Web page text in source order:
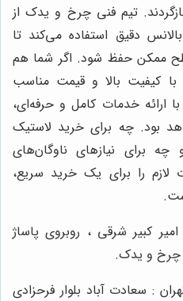
تیم فنی چرخ و یدک از
دقیق استفاده می‌کند تا
ممکن حفظ شود. اگر شما هم
با کیفیت بالا و قیمت مناسب
خدمات کامل و حرفه‌ای،
بود. چه برای خرید لاستیک
برای نیازهای ناوگان‌های
لازم را برای یک خرید سریع،
کبیر شرقی ، روبروی پاساژ
: سعادت آباد بلوار فرحزادی